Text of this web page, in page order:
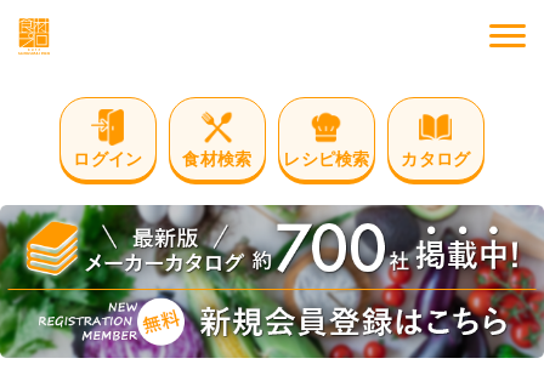
ログイン 食材検索 レシピ検索 カタログ